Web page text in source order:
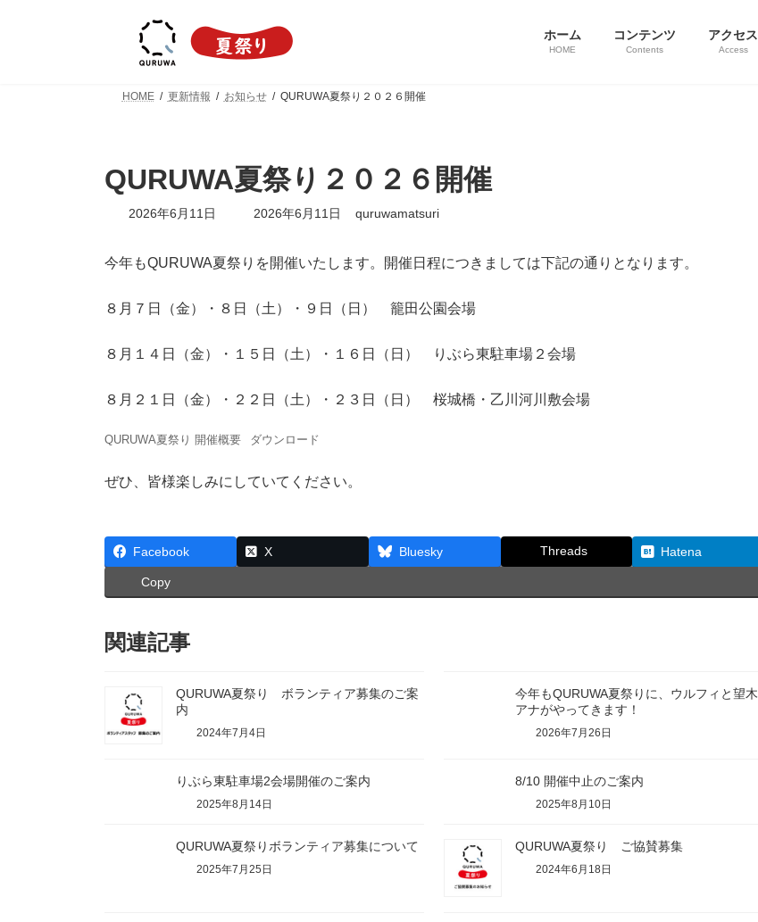
ホーム
HOME
コンテンツ
Contents
アクセス
Access
HOME 更新情報 お知らせ QURUWA夏祭り２０２６開催
QURUWA夏祭り２０２６開催
2026年6月11日
最
新
:
2026年6月11日 quruwamatsuri
今年もQURUWA夏祭りを開催いたします。開催日程につきましては下記の通りとなります。
８月７日（金）・８日（土）・９日（日） 籠田公園会場
８月１４日（金）・１５日（土）・１６日（日） りぶら東駐車場２会場
８月２１日（金）・２２日（土）・２３日（日） 桜城橋・乙川河川敷会場
QURUWA夏祭り 開催概要 ダウンロード
ぜひ、皆様楽しみにしていてください。
Facebook X Bluesky Threads Hatena
Copy
関連記事
QURUWA夏祭り ボランティア募集のご案
内
2024年7月4日
今年もQURUWA夏祭りに、ウルフィと望木
アナがやってきます！
2026年7月26日
りぶら東駐車場2会場開催のご案内
2025年8月14日
8/10 開催中止のご案内
2025年8月10日
QURUWA夏祭りボランティア募集について
2025年7月25日
QURUWA夏祭り ご協賛募集
2024年6月18日